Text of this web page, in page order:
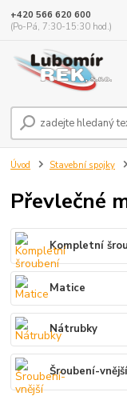
+420 566 620 600
(Po-Pá, 7:30-15:30 hod.)
Úvod Stavební spojky
Převlečné
Kompletní
Matice
Nátrubky
Šroubení-